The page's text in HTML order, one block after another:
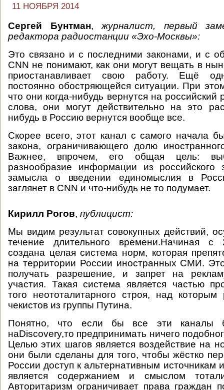
11 НОЯБРЯ 2014
Сергей Бунтман,журналист, первый
редактора радиостанции «Эхо-Москвы»:
Это связано и с последними законами, и с
CNN не понимают, как они могут вещать в
приостанавливает свою работу. Ещё
постоянно обостряющейся ситуации. При
что они когда-нибудь вернутся на
слова, они могут действительно на это
нибудь в Россию вернутся вообще все.
Скорее всего, этот канал с самого начала
закона, ограничивающего долю
Важнее, впрочем, его общая цель:
разнообразие информации из
замысла о введении единомыслия в
заглянет в CNN и что-нибудь не то подумает.
Кирилл Рогов, публицист:
Мы видим результат совокупных действий,
течение длительного времени.Начиная
создана целая система норм, которая
на территории России иностранных СМИ.
получать разрешение, и запрет на
участия. Такая система является частью
того неототалитарного строя, над которым
чекистов из группы Путина.
Понятно, что если бы все эти каналы
наDiscovery,то предпринимать ничего
Целью этих шагов является воздействие на
они были сделаны для того, чтобы жёстко
России доступ к альтернативным
является содержанием и смыслом
Авторитаризм ограничивает права граждан